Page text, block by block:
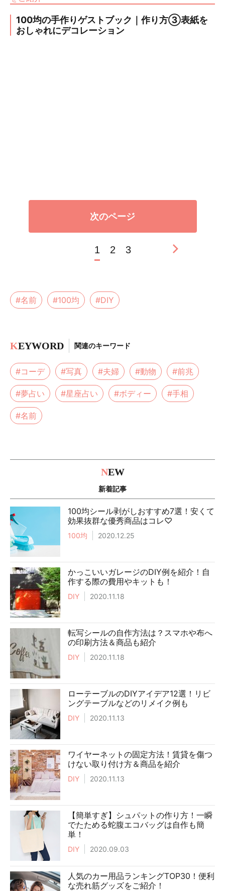
100均の手作りゲストブック｜作り方③表紙を
おしゃれにデコレーション
次のページ
1 2 3
#名前 #100均 #DIY
KEYWORD 関連のキーワード
#コーデ #写真 #夫婦 #動物 #前兆
#夢占い #星座占い #ボディー #手相
#名前
NEW
新着記事
100均シール剥がしおすすめ7選！安くて
効果抜群な優秀商品はコレ♡
100均 2020.12.25
かっこいいガレージのDIY例を紹介！自
作する際の費用やキットも！
DIY 2020.11.18
転写シールの自作方法は？スマホや布へ
の印刷方法＆商品も紹介
DIY 2020.11.18
ローテーブルのDIYアイデア12選！リビ
ングテーブルなどのリメイク例も
DIY 2020.11.13
ワイヤーネットの固定方法！賃貸を傷つ
けない取り付け方＆商品を紹介
DIY 2020.11.13
【簡単すぎ】シュパットの作り方！一瞬
でたためる蛇腹エコバッグは自作も簡
単！
DIY 2020.09.03
人気のカー用品ランキングTOP30！便利
な売れ筋グッズをご紹介！